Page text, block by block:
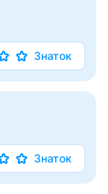
Знаток
Знаток